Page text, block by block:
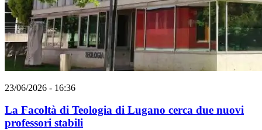
23/06/2026 - 16:36
La Facoltà di Teologia di Lugano cerca due nuovi
professori stabili